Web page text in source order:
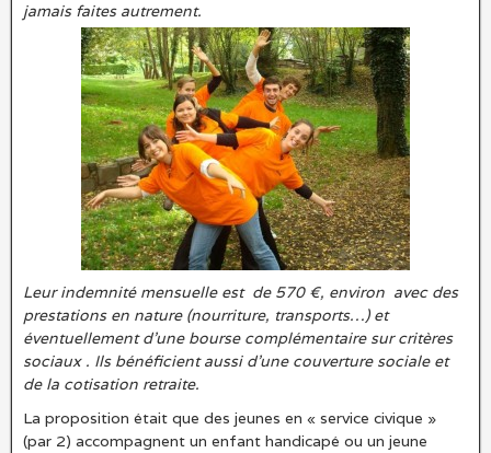
jamais faites autrement.
Leur indemnité mensuelle est de 570 €, environ avec des
prestations en nature (nourriture, transports…) et
éventuellement d’une bourse complémentaire sur critères
sociaux . Ils bénéficient aussi d’une couverture sociale et
de la cotisation retraite.
La proposition était que des jeunes en « service civique »
(par 2) accompagnent un enfant handicapé ou un jeune